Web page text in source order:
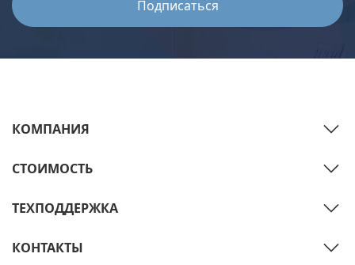
КОМПАНИЯ
СТОИМОСТЬ
ТЕХПОДДЕРЖКА
КОНТАКТЫ